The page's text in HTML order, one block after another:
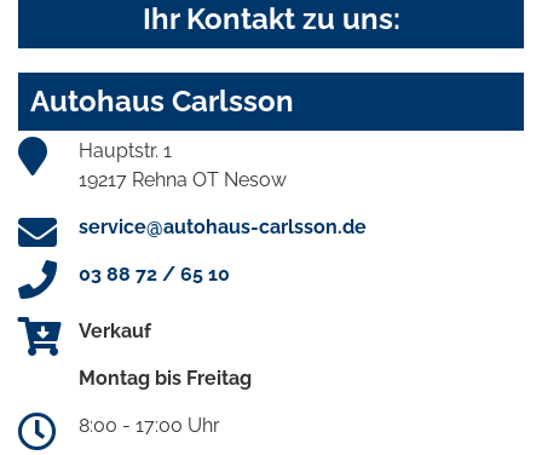
Ihr Kontakt zu uns:
Autohaus Carlsson
Hauptstr. 1
19217 Rehna OT Nesow
service@autohaus-carlsson.de
03 88 72 / 65 10
Verkauf
Montag bis Freitag
8:00 - 17:00 Uhr